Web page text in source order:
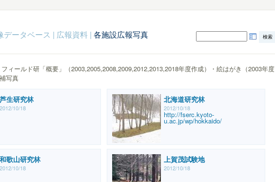
データベース | 広報資料| 各施設広報写真
ィールド研「概要」（2003,2005,2008,2009,2012,2013,2018年度作成）・絵はがき（2003年度
写真
生研究林
10/18
北海道研究林
2012/10/18
http://fserc.kyoto-
u.ac.jp/wp/hokkaido/
歌山研究林
10/18
上賀茂試験地
2012/10/18